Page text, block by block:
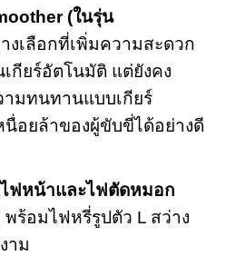
(ในรุ่น
งเลือกที่เพิ่มความสะดวก
กียร์อัตโนมัติ แต่ยังคง
มทนทานแบบเกียร์
นื่อยล้าของผู้ขับขี่ได้อย่างดี
ฟหน้าและไฟตัดหมอก
พร้อมไฟหรี่รูปตัว L สว่าง
าม